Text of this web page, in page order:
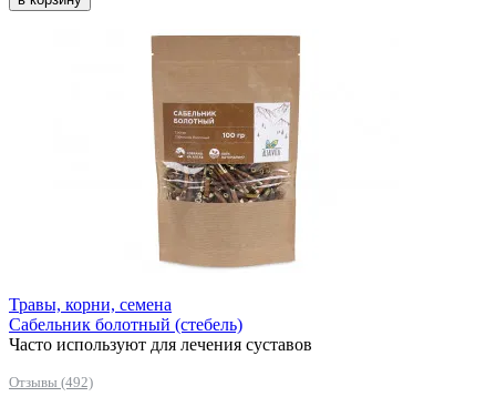
Травы, корни, семена
Сабельник болотный (стебель)
Часто используют для лечения суставов
Отзывы (492)